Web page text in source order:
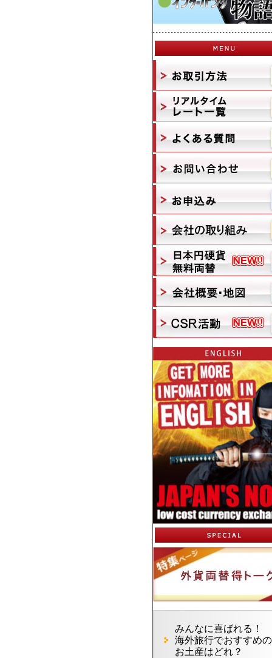
みんなに喜ばれる！
海外旅行でおすすめの
お土産はどれ？